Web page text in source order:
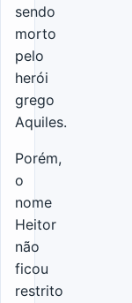
sendo
morto
pelo
herói
grego
Aquiles.
Porém,
o
nome
Heitor
não
ficou
restrito